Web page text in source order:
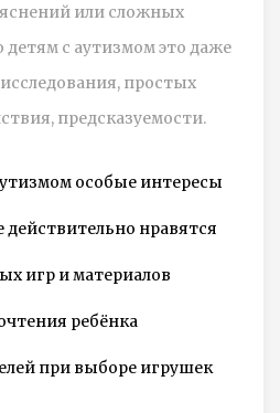
или сложных
с аутизмом это даже
простых
предсказуемости.
особые интересы
нравятся
игр и материалов
ребёнка
при выборе игрушек